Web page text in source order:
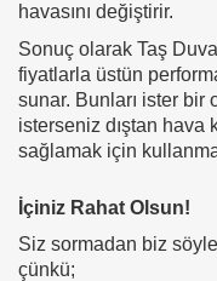
havasını değiştirir.
Sonuç olarak Taş
fiyatlarla üstün
sunar. Bunları ister bir
isterseniz dıştan hava
sağlamak için
İçiniz Rahat Olsun!
Siz sormadan biz
çünkü;